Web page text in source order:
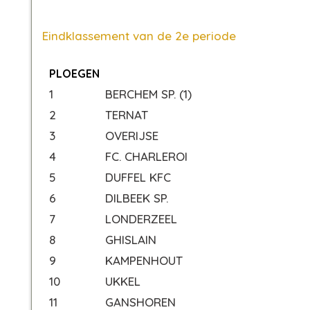
Eindklassement van de 2e periode
PLOEGEN
1
BERCHEM SP. (1)
2
TERNAT
3
OVERIJSE
4
FC. CHARLEROI
5
DUFFEL KFC
6
DILBEEK SP.
7
LONDERZEEL
8
GHISLAIN
9
KAMPENHOUT
10
UKKEL
11
GANSHOREN